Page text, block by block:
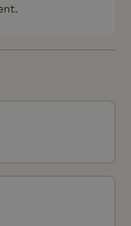
que Pérouse,
Montefalco et
sans parler des
nombreuses